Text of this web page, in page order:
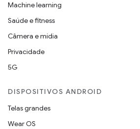
Machine learning
Saúde e fitness
Câmera e mídia
Privacidade
5G
DISPOSITIVOS ANDROID
Telas grandes
Wear OS